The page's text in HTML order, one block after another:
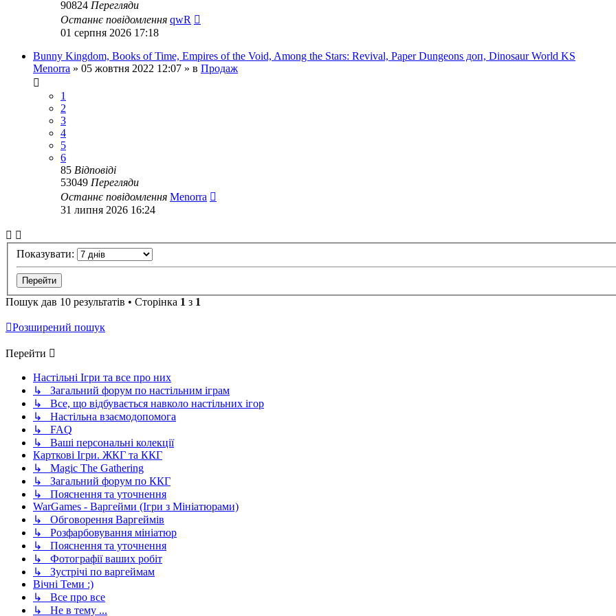
90824 Перегляди
Останнє повідомлення qwR
01 серпня 2026 17:18
Bunny Kingdom, Books of Time, Empires of the Void, Among the Stars: Revival, Paper Dungeons доп, Dinosaur World KS
Menorra » 05 жовтня 2022 12:07 » в Продаж
1
2
3
4
5
6
85 Відповіді
53049 Перегляди
Останнє повідомлення Menorra
31 липня 2026 16:24
Показувати:
Пошук дав 10 результатів • Сторінка 1 з 1
Розширений пошук
Перейти
Настільні Ігри та все про них
↳ Загальний форум по настільним іграм
↳ Все, що відбувається навколо настільних ігор
↳ Настільна взаємодопомога
↳ FAQ
↳ Ваші персональні колекції
Карткові Ігри. ЖКГ та ККГ
↳ Magic The Gathering
↳ Загальний форум по ККГ
↳ Пояснення та уточнення
WarGames - Варгейми (Ігри з Мініатюрами)
↳ Обговорення Варгеймів
↳ Розфарбовування мініатюр
↳ Пояснення та уточнення
↳ Фотографії ваших робіт
↳ Зустрічі по варгеймам
Вічні Теми :)
↳ Все про все
↳ Не в тему ...